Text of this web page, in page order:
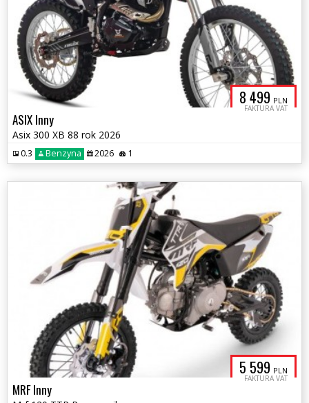
8 499 PLN
FAKTURA VAT
ASIX Inny
Asix 300 XB 88 rok 2026
0.3 Benzyna 2026 1
5 599 PLN
FAKTURA VAT
MRF Inny